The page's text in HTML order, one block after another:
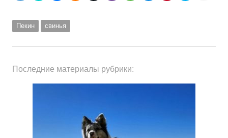
Пекин свинья
Последние материалы рубрики: